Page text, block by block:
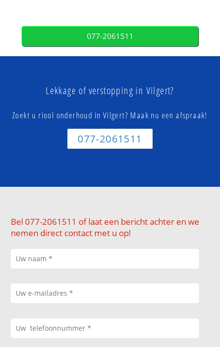
077-2061511
Lekkage of verstopping in Vilgert?
Zoekt u riool onderhoud in Vilgert? Maak nu een afspraak!
077-2061511
Bel 077-2061511 of laat een bericht achter en we
nemen direct contact met u op!